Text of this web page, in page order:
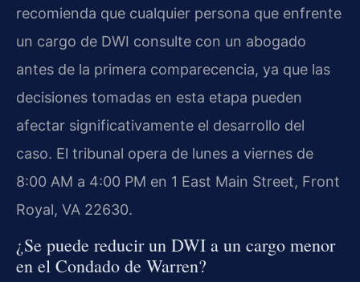
recomienda que cualquier persona que enfrente
un cargo de DWI consulte con un abogado
antes de la primera comparecencia, ya que las
decisiones tomadas en esta etapa pueden
afectar significativamente el desarrollo del
caso. El tribunal opera de lunes a viernes de
8:00 AM a 4:00 PM en 1 East Main Street, Front
Royal, VA 22630.
¿Se puede reducir un DWI a un cargo menor
en el Condado de Warren?